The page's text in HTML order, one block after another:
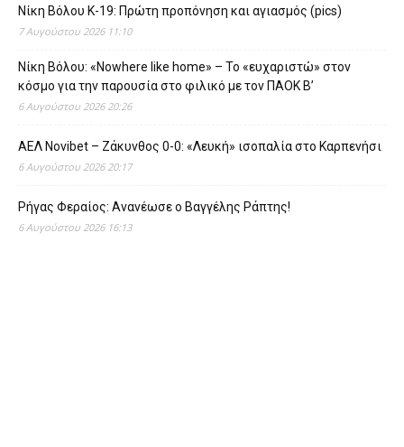
Νίκη Βόλου Κ-19: Πρώτη προπόνηση και αγιασμός (pics)
7 Αυγούστου 2026 11:10
Νίκη Βόλου: «Nowhere like home» – Το «ευχαριστώ» στον
κόσμο για την παρουσία στο φιλικό με τον ΠΑΟΚ Β’
6 Αυγούστου 2026 20:26
ΑΕΛ Novibet – Ζάκυνθος 0-0: «Λευκή» ισοπαλία στο Καρπενήσι
6 Αυγούστου 2026 20:17
Ρήγας Φεραίος: Ανανέωσε ο Βαγγέλης Ράπτης!
6 Αυγούστου 2026 16:13